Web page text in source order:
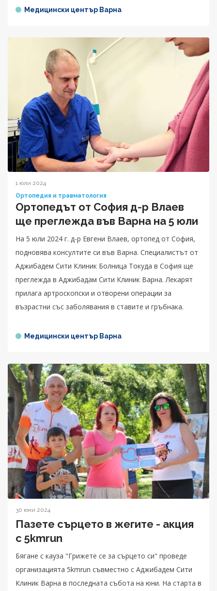
Медицински център Варна
1 юли 2024
Ортопедия и травматология
Ортопедът от София д-р Влаев
ще преглежда във Варна на 5 юли
На 5 юли 2024 г. д-р Евгени Влаев, ортопед от София,
подновява консултите си във Варна. Специалистът от
Аджибадем Сити Клиник Болница Токуда в София ще
преглежда в Аджибадам Сити Клиник Варна. Лекарят
прилага артроскопски и отворени операции за
възрастни със заболявания в ставите и гръбнака.
Медицински център Варна
30 юни 2024
Пазете сърцето в жегите - акция
с 5kmrun
Бягане с кауза "Грижете се за сърцето си" проведе
организацията 5kmrun съвместно с Аджибадем Сити
Клиник Варна в последната събота на юни. На старта в